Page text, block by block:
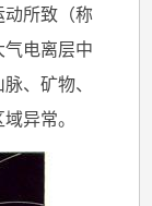
所致（称
气电离层中
、矿物、
异常。